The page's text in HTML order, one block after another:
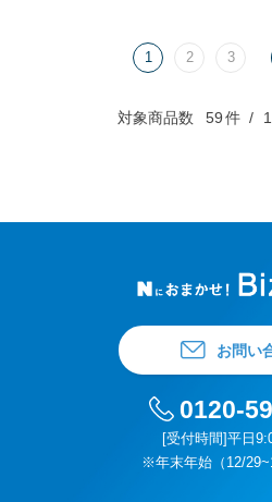
対象商品数 59件
1 2 3
お問い
0120-
[受付時間]平日
※年末年始（12/